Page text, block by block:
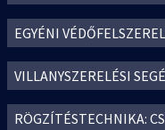
EGYÉNI
VILLANYSZERELÉSI
RÖGZÍTÉSTECHNIKA: